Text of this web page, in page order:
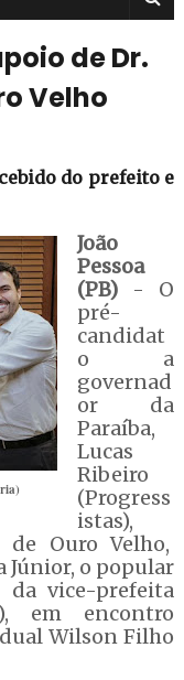
de Dr.
Velho
do prefeito e
João
Pessoa
(PB)- O
pré-
candidat
o a
governad
or da
Paraíba,
Lucas
Ribeiro
(Progress
istas),
Ouro Velho,
Júnior, o popular
da vice-prefeita
em encontro
Wilson Filho